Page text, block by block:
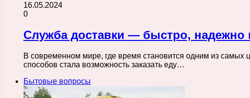
16.05.2024
0
Служба доставки — быстро, надежно
В современном мире, где время становится одним из
способов стала возможность заказать еду…
Бытовые вопросы